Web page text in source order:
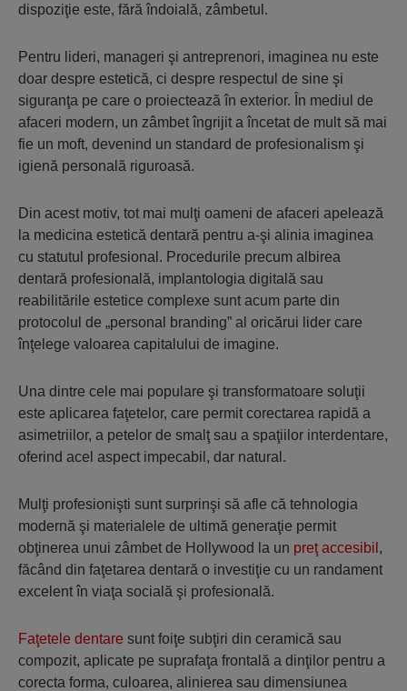
dispoziţie este, fără îndoială, zâmbetul.
Pentru lideri, manageri şi antreprenori, imaginea nu este
doar despre estetică, ci despre respectul de sine şi
siguranţa pe care o proiectează în exterior. În mediul de
afaceri modern, un zâmbet îngrijit a încetat de mult să mai
fie un moft, devenind un standard de profesionalism şi
igienă personală riguroasă.
Din acest motiv, tot mai mulţi oameni de afaceri apelează
la medicina estetică dentară pentru a-şi alinia imaginea
cu statutul profesional. Procedurile precum albirea
dentară profesională, implantologia digitală sau
reabilitările estetice complexe sunt acum parte din
protocolul de „personal branding” al oricărui lider care
înţelege valoarea capitalului de imagine.
Una dintre cele mai populare şi transformatoare soluţii
este aplicarea faţetelor, care permit corectarea rapidă a
asimetriilor, a petelor de smalţ sau a spaţiilor interdentare,
oferind acel aspect impecabil, dar natural.
Mulţi profesionişti sunt surprinşi să afle că tehnologia
modernă şi materialele de ultimă generaţie permit
obţinerea unui zâmbet de Hollywood la un preţ accesibil ,
făcând din faţetarea dentară o investiţie cu un randament
excelent în viaţa socială şi profesională.
Faţetele dentare sunt foiţe subţiri din ceramică sau
compozit, aplicate pe suprafaţa frontală a dinţilor pentru a
corecta forma, culoarea, alinierea sau dimensiunea